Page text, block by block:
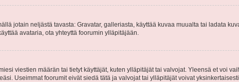
jotain neljästä tavasta: Gravatar, galleriasta, käyttää kuvaa muualta tai ladata
avataria, ota yhteyttä foorumin ylläpitäjään.
viestien määrän tai tietyt käyttäjät, kuten ylläpitäjät tai valvojat. Yleensä et voi
Useimmat foorumit eivät siedä tätä ja valvojat tai ylläpitäjät voivat